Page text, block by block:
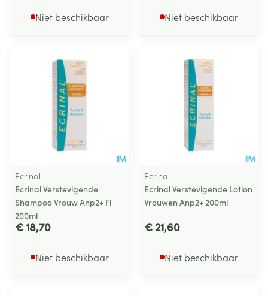
Niet beschikbaar Niet beschikbaar
Ecrinal
Ecrinal Verstevigende
Shampoo Vrouw Anp2+ Fl
200ml
€ 18,70
Niet beschikbaar
Ecrinal
Ecrinal Verstevigende Lotion
Vrouwen Anp2+ 200ml
€ 21,60
Niet beschikbaar